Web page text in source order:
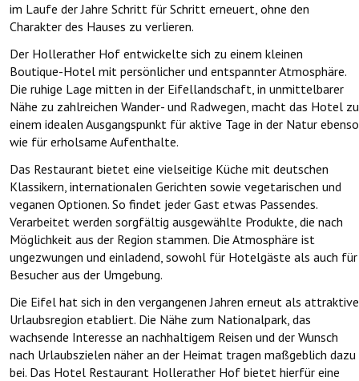
im Laufe der Jahre Schritt für Schritt erneuert, ohne den
Charakter des Hauses zu verlieren.
Der Hollerather Hof entwickelte sich zu einem kleinen
Boutique-Hotel mit persönlicher und entspannter Atmosphäre.
Die ruhige Lage mitten in der Eifellandschaft, in unmittelbarer
Nähe zu zahlreichen Wander- und Radwegen, macht das Hotel zu
einem idealen Ausgangspunkt für aktive Tage in der Natur ebenso
wie für erholsame Aufenthalte.
Das Restaurant bietet eine vielseitige Küche mit deutschen
Klassikern, internationalen Gerichten sowie vegetarischen und
veganen Optionen. So findet jeder Gast etwas Passendes.
Verarbeitet werden sorgfältig ausgewählte Produkte, die nach
Möglichkeit aus der Region stammen. Die Atmosphäre ist
ungezwungen und einladend, sowohl für Hotelgäste als auch für
Besucher aus der Umgebung.
Die Eifel hat sich in den vergangenen Jahren erneut als attraktive
Urlaubsregion etabliert. Die Nähe zum Nationalpark, das
wachsende Interesse an nachhaltigem Reisen und der Wunsch
nach Urlaubszielen näher an der Heimat tragen maßgeblich dazu
bei. Das Hotel Restaurant Hollerather Hof bietet hierfür eine